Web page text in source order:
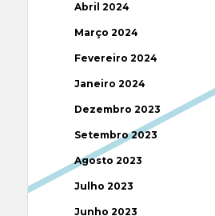
Abril 2024
Março 2024
Fevereiro 2024
Janeiro 2024
Dezembro 2023
Setembro 2023
Agosto 2023
Julho 2023
Junho 2023